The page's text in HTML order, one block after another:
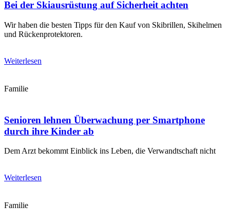
Bei der Skiausrüstung auf Sicherheit achten
Wir haben die besten Tipps für den Kauf von Skibrillen, Skihelmen
und Rückenprotektoren.
Weiterlesen
Familie
Senioren lehnen Überwachung per Smartphone
durch ihre Kinder ab
Dem Arzt bekommt Einblick ins Leben, die Verwandtschaft nicht
Weiterlesen
Familie